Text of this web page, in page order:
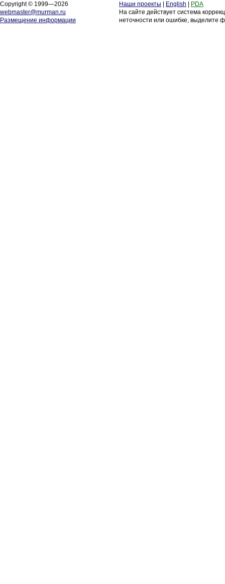
Copyright © 1999—2026
webmaster@murman.ru
Размещение информации
Наши проекты English
PDA
На сайте действует система
неточности или ошибке, выделите